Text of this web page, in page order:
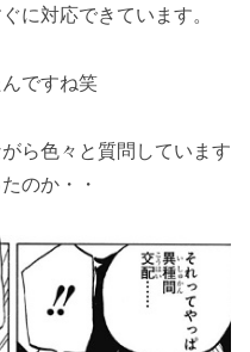
に対応できています。
ですね笑
ら色々と質問しています
のか・・